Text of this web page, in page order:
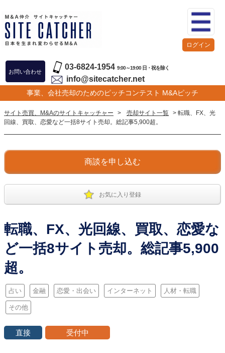
お問い合わせ
03-6824-1954 9:00～19:00 日・祝を除く
info@sitecatcher.net
事業、会社売却のためのピッチコンテスト M&Aピッチ
ログイン
サイト売買、M&Aのサイトキャッチャー > 売却サイト一覧 > 転職、FX、光
回線、買取、恋愛など一括8サイト売却。総記事5,900超。
商談を申し込む
お気に入り登録
転職、FX、光回線、買取、恋愛な
ど一括8サイト売却。総記事5,900
超。
占い 金融 恋愛・出会い インターネット 人材・転職
その他
直接 受付中